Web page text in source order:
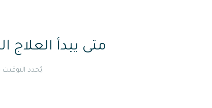
متى يبدأ العلاج
يُحدد التوقيت حسب نوع العملية وتوصية الطبيب المعالج.